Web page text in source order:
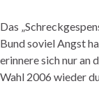
Das
Bund soviel Angst
erinnere sich nur an
Wahl 2006 wieder